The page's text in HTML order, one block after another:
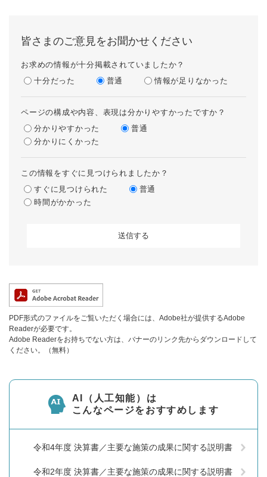
皆さまのご意見をお聞かせください
お求めの情報が十分掲載されていましたか？
十分だった
普通 情報が足りなかった
ページの構成や内容、表現は分かりやすかったですか？
分かりやすかった
普通
分かりにくかった
この情報をすぐに見つけられましたか？
すぐに見つけられた
普通
時間がかかった
PDF形式のファイルをご覧いただく場合には、Adobe社が提供するAdobe
Readerが必要です。
Adobe Readerをお持ちでない方は、バナーのリンク先からダウンロードして
ください。（無料）
AI（人工知能）は
こんなページをおすすめします
令和4年度 決算書／主要な施策の成果に関する説明書
令和2年度 決算書／主要な施策の成果に関する説明書